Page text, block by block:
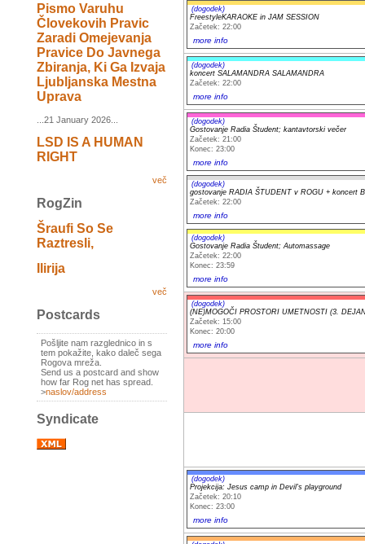
Pismo Varuhu
Človekovih Pravic
Zaradi Omejevanja
Pravice Do Javnega
Zbiranja, Ki Ga Izvaja
Ljubljanska Mestna
Uprava
...21 January 2026...
LSD IS A HUMAN
RIGHT
več
RogZin
Šraufi So Se
Raztresli,
Ilirija
več
Postcards
Pošljite nam razglednico in s
tem pokažite, kako daleč sega
Rogova mreža.
Send us a postcard and show
how far Rog net has spread.
>naslov/address
Syndicate
(dogodek)
FreestyleKARAOKE in JAM SESSION
Začetek: 22:00
more info
(dogodek)
koncert SALAMANDRA SALAMANDRA
Začetek: 22:00
more info
(dogodek)
Gostovanje Radia Študent; kantavtorski večer
Začetek: 21:00
Konec: 23:00
more info
(dogodek)
gostovanje RADIA ŠTUDENT v ROGU + koncert
Začetek: 22:00
more info
(dogodek)
Gostovanje Radia Študent; Automassage
Začetek: 22:00
Konec: 23:59
more info
(dogodek)
(NE)MOGOČI PROSTORI UMETNOSTI (3.
Začetek: 15:00
Konec: 20:00
more info
(dogodek)
Projekcija: Jesus camp in Devil's playground
Začetek: 20:10
Konec: 23:00
more info